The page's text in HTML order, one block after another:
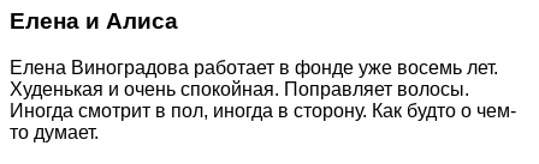
Елена и Алиса
Елена Виноградова работает в фонде уже восемь лет.
Худенькая и очень спокойная. Поправляет волосы.
Иногда смотрит в пол, иногда в сторону. Как будто о чем-
то думает.